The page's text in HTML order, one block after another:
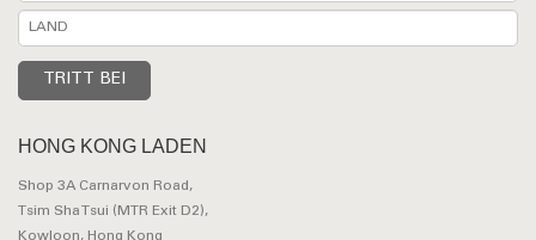
HONG KONG LADEN
Shop 3A Carnarvon Road,
Tsim Sha Tsui (MTR Exit D2),
Kowloon, Hong Kong